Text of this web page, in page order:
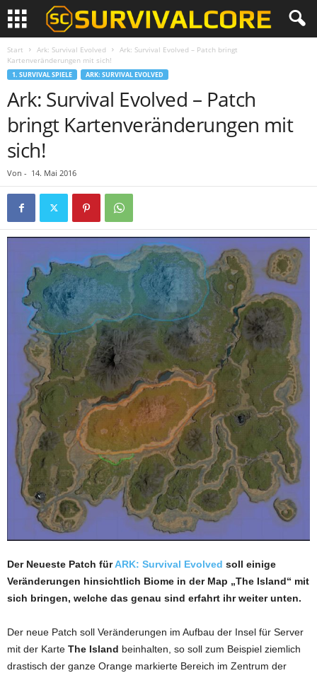
Start Ark: Survival Evolved
Ark: Survival Evolved – Patch bringt
Kartenveränderungen mit sich!
1. SURVIVAL SPIELE ARK: SURVIVAL EVOLVED
Ark: Survival Evolved – Patch
bringt Kartenveränderungen mit
sich!
Von - 14. Mai 2016
Der Neueste Patch fürARK: Survival Evolved soll einige
Veränderungen hinsichtlich Biome in der Map „The Island“ mit
sich bringen, welche das genau sind erfahrt ihr weiter unten.
Der neue Patch soll Veränderungen im Aufbau der Insel für Server
mit der Karte The Island beinhalten, so soll zum Beispiel ziemlich
drastisch der ganze Orange markierte Bereich im Zentrum der